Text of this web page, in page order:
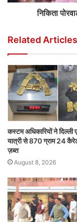
निकिता
Related Articles
कस्टम अधिकारियों ने दिल्ली
यात्री से 870 ग्राम 24
ज़ब्त
August 8, 2026